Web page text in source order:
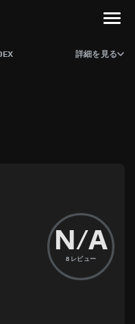
詳細を見る
N/A
8 レビュー